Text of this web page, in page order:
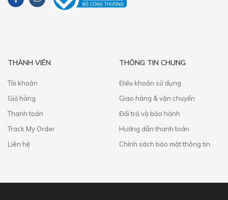
THÀNH VIÊN
Tài khoản
Giỏ hàng
Thanh toán
Track My Order
Liên hệ
THÔNG TIN CHUNG
Điều khoản sử dụng
Giao hàng & vận chuyển
​Đổi trả và bảo hành
Hướng dẫn thanh toán
Chính sách bảo mật thông tin